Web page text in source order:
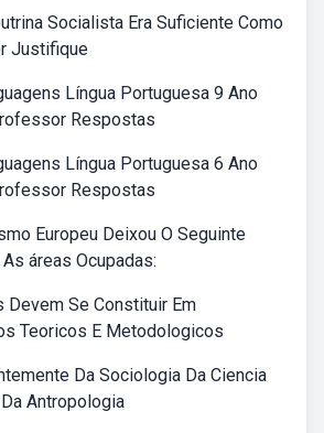
Socialista Era Suficiente Como
Justifique
Língua Portuguesa 9 Ano
Respostas
Língua Portuguesa 6 Ano
Respostas
Europeu Deixou O Seguinte
áreas Ocupadas:
Devem Se Constituir Em
Teoricos E Metodologicos
Da Sociologia Da Ciencia
Antropologia